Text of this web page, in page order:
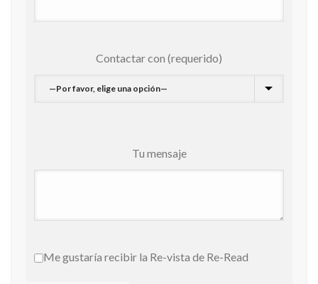
Contactar con (requerido)
Tu mensaje
Me gustaría recibir la Re-vista de Re-Read